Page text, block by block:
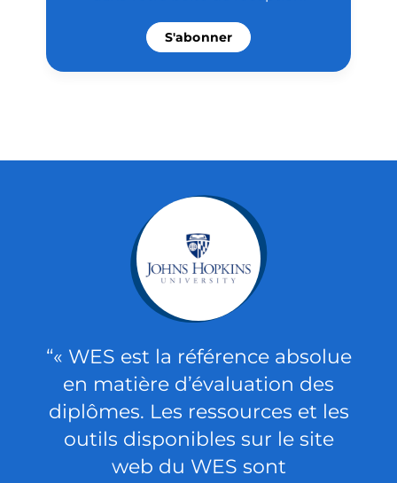
S'abonner
“« WES est la référence absolue
en matière d’évaluation des
diplômes. Les ressources et les
outils disponibles sur le site
web du WES sont